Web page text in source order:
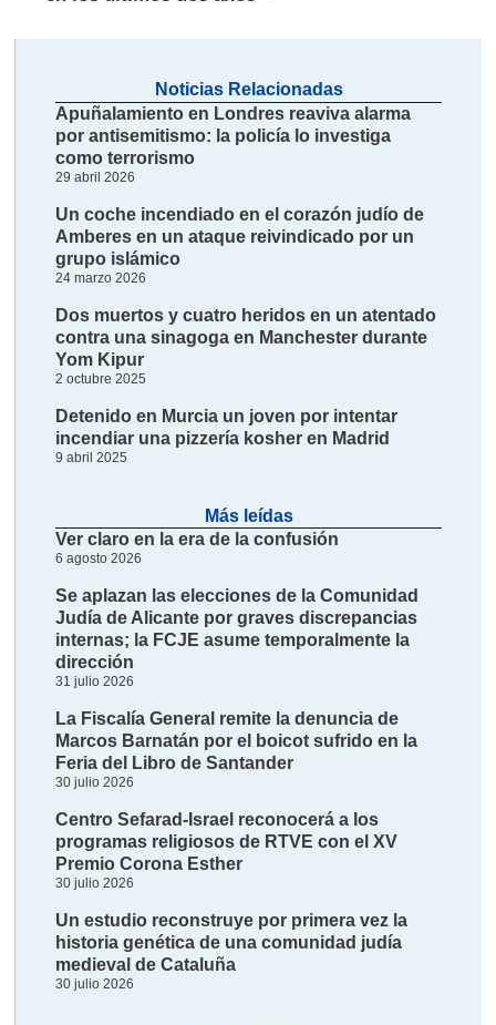
Noticias Relacionadas
Apuñalamiento en Londres reaviva alarma
por antisemitismo: la policía lo investiga
como terrorismo
29 abril 2026
Un coche incendiado en el corazón judío de
Amberes en un ataque reivindicado por un
grupo islámico
24 marzo 2026
Dos muertos y cuatro heridos en un atentado
contra una sinagoga en Manchester durante
Yom Kipur
2 octubre 2025
Detenido en Murcia un joven por intentar
incendiar una pizzería kosher en Madrid
9 abril 2025
Más leídas
Ver claro en la era de la confusión
6 agosto 2026
Se aplazan las elecciones de la Comunidad
Judía de Alicante por graves discrepancias
internas; la FCJE asume temporalmente la
dirección
31 julio 2026
La Fiscalía General remite la denuncia de
Marcos Barnatán por el boicot sufrido en la
Feria del Libro de Santander
30 julio 2026
Centro Sefarad-Israel reconocerá a los
programas religiosos de RTVE con el XV
Premio Corona Esther
30 julio 2026
Un estudio reconstruye por primera vez la
historia genética de una comunidad judía
medieval de Cataluña
30 julio 2026